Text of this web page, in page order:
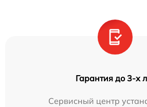
Гарантия до 3-х
Сервисный центр